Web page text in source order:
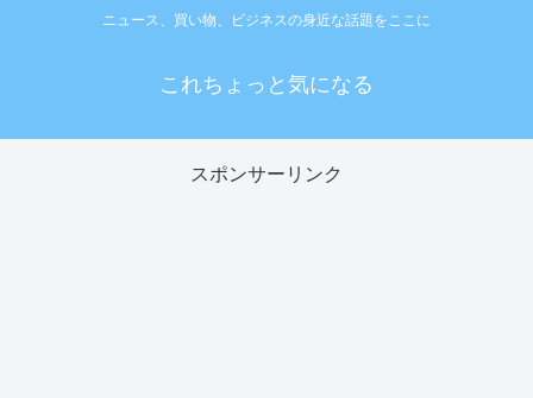
ニュース、買い物、ビジネスの身近な話題をここに
これちょっと気になる
スポンサーリンク